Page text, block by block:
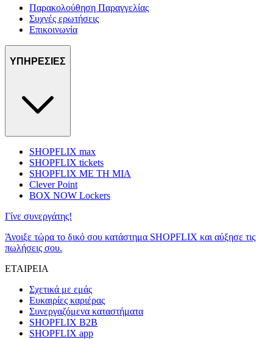
Παρακολούθηση Παραγγελίας
Συχνές ερωτήσεις
Επικοινωνία
ΥΠΗΡΕΣΙΕΣ
SHOPFLIX max
SHOPFLIX tickets
SHOPFLIX ΜΕ ΤΗ ΜΙΑ
Clever Point
BOX NOW Lockers
Γίνε συνεργάτης!
Άνοιξε τώρα το δικό σου κατάστημα SHOPFLIX και αύξησε τις
πωλήσεις σου.
ΕΤΑΙΡΕΙΑ
Σχετικά με εμάς
Ευκαιρίες καριέρας
Συνεργαζόμενα καταστήματα
SHOPFLIX B2B
SHOPFLIX app